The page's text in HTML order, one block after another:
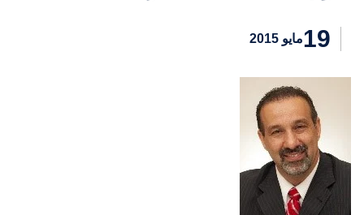
19مايو 2015